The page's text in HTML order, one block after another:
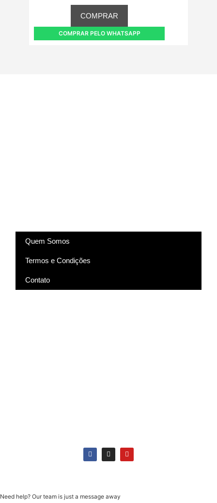
COMPRAR
COMPRAR PELO WHATSAPP
Quem Somos
Termos e Condições
Contato
Need help? Our team is just a message away